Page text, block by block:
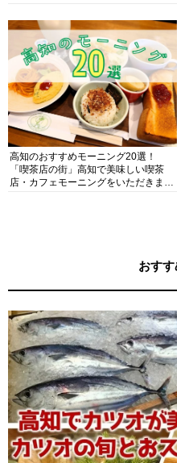
高知のおすすめモーニング20選！
「喫茶店の街」高知で美味しい喫茶
店・カフェモーニングをいただきま
おす